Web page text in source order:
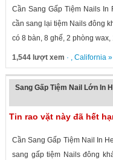
Cần Sang Gấp Tiệm Nails In
cần sang lại tiệm Nails đông
có 8 bàn, 8 ghế, 2 phòng
1,544 lượt xem · , California»
Sang Gấp Tiệm Nail Lớn In
Tin rao vặt này đã hết
Cần Sang Gấp Tiệm Nail In
sang gấp tiệm Nails đông